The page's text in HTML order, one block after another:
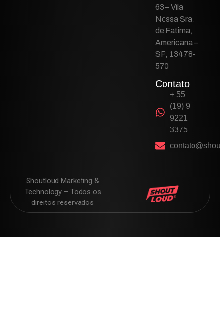
63 – Vila
Nossa Sra.
de Fatima,
Americana –
SP, 13478-
570
Contato
+ 55
(19) 9
9221
3375
Shoutloud Marketing &
Technology – Todos os
direitos reservados